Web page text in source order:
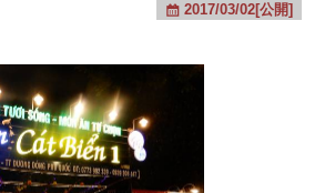
2017/03/02[公開]